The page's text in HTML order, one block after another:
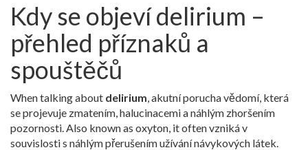
Kdy se objeví delirium –
přehled příznaků a
spouštěčů
When talking about delirium,akutní porucha vědomí, která
se projevuje zmatením, halucinacemi a náhlým zhoršením
pozornosti. Also known as oxyton, it often vzniká v
souvislosti s náhlým přerušením užívání návykových látek.